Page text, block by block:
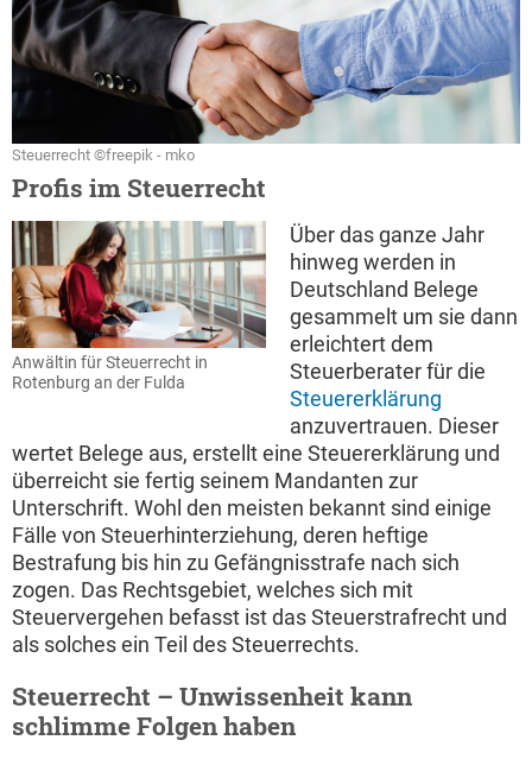
Steuerrecht ©freepik - mko
Profis im Steuerrecht
Anwältin für Steuerrecht in
Rotenburg an der Fulda
Über das ganze Jahr
hinweg werden in
Deutschland Belege
gesammelt um sie dann
erleichtert dem
Steuerberater für die
Steuererklärung
anzuvertrauen. Dieser
wertet Belege aus, erstellt eine Steuererklärung und
überreicht sie fertig seinem Mandanten zur
Unterschrift. Wohl den meisten bekannt sind einige
Fälle von Steuerhinterziehung, deren heftige
Bestrafung bis hin zu Gefängnisstrafe nach sich
zogen. Das Rechtsgebiet, welches sich mit
Steuervergehen befasst ist das Steuerstrafrecht und
als solches ein Teil des Steuerrechts.
Steuerrecht – Unwissenheit kann
schlimme Folgen haben